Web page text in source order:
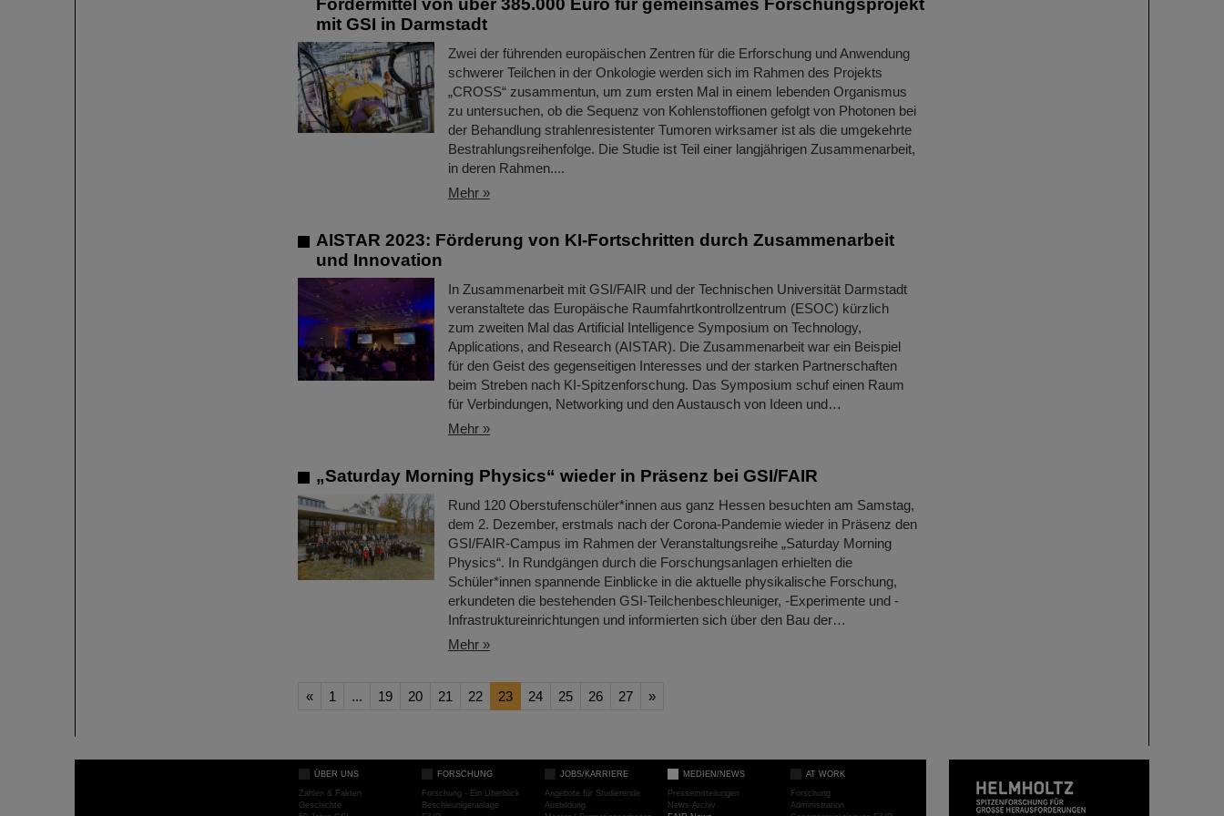
Fördermittel von über 385.000 Euro für gemeinsames Forschungsprojekt
mit GSI in Darmstadt
Zwei der führenden europäischen Zentren für die Erforschung und Anwendung
schwerer Teilchen in der Onkologie werden sich im Rahmen des Projekts
„CROSS“ zusammentun, um zum ersten Mal in einem lebenden Organismus
zu untersuchen, ob die Sequenz von Kohlenstoffionen gefolgt von Photonen bei
der Behandlung strahlenresistenter Tumoren wirksamer ist als die umgekehrte
Bestrahlungsreihenfolge. Die Studie ist Teil einer langjährigen Zusammenarbeit,
in deren Rahmen....
Mehr »
AISTAR 2023: Förderung von KI-Fortschritten durch Zusammenarbeit
und Innovation
In Zusammenarbeit mit GSI/FAIR und der Technischen Universität Darmstadt
veranstaltete das Europäische Raumfahrtkontrollzentrum (ESOC) kürzlich
zum zweiten Mal das Artificial Intelligence Symposium on Technology,
Applications, and Research (AISTAR). Die Zusammenarbeit war ein Beispiel
für den Geist des gegenseitigen Interesses und der starken Partnerschaften
beim Streben nach KI-Spitzenforschung. Das Symposium schuf einen Raum
für Verbindungen, Networking und den Austausch von Ideen und…
Mehr »
„Saturday Morning Physics“ wieder in Präsenz bei GSI/FAIR
Rund 120 Oberstufenschüler*innen aus ganz Hessen besuchten am Samstag,
dem 2. Dezember, erstmals nach der Corona-Pandemie wieder in Präsenz den
GSI/FAIR-Campus im Rahmen der Veranstaltungsreihe „Saturday Morning
Physics“. In Rundgängen durch die Forschungsanlagen erhielten die
Schüler*innen spannende Einblicke in die aktuelle physikalische Forschung,
erkundeten die bestehenden GSI-Teilchenbeschleuniger, -Experimente und -
Infrastruktureinrichtungen und informierten sich über den Bau der…
Mehr »
« 1 ... 19 20 21 22 23 24 25 26 27 »
ÜBER UNS
Zahlen & Fakten
Geschichte
FORSCHUNG
Forschung - Ein Überblick
Beschleunigeranlage
JOBS/KARRIERE
Angebote für Studierende
Ausbildung
MEDIEN/NEWS
Pressemitteilungen
News-Archiv
AT WORK
Forschung
Administration